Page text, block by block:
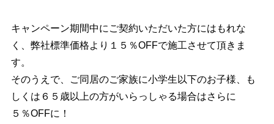
キャンペーン期間中にご契約いただいた方にはもれな
く、弊社標準価格より１５％OFFで施工させて頂きま
す。
そのうえで、ご同居のご家族に小学生以下のお子様、も
しくは６５歳以上の方がいらっしゃる場合はさらに
５％OFFに！